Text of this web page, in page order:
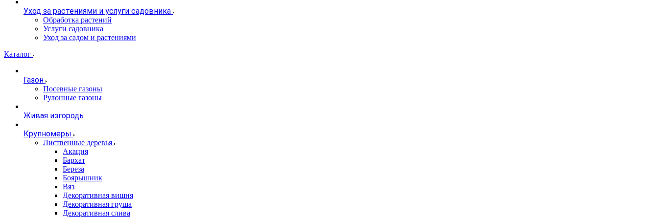
Уход за растениями и услуги садовника
Обработка растений
Услуги садовника
Уход за садом и растениями
Каталог
Газон
Посевные газоны
Рулонные газоны
Живая изгородь
Крупномеры
Лиственные деревья
Акация
Бархат
Береза
Боярышник
Вяз
Декоративная вишня
Декоративная груша
Декоративная слива